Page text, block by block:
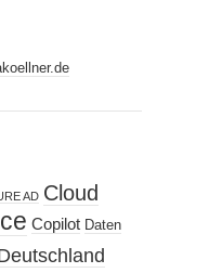
AD Cloud
Copilot Daten